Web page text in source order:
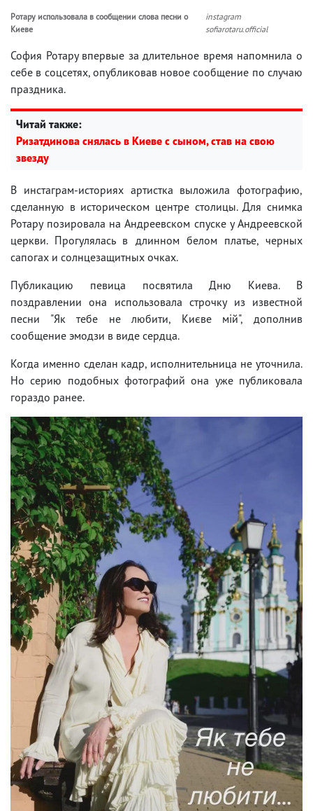
Ротару использовала в сообщении слова песни о
Киеве
instagram
sofiarotaru.official
София Ротару впервые за длительное время напомнила о
себе в соцсетях, опубликовав новое сообщение по случаю
праздника.
Читай также:
Ризатдинова снялась в Киеве с сыном, став на свою
звезду
В инстаграм-историях артистка выложила фотографию,
сделанную в историческом центре столицы. Для снимка
Ротару позировала на Андреевском спуске у Андреевской
церкви. Прогулялась в длинном белом платье, черных
сапогах и солнцезащитных очках.
Публикацию певица посвятила Дню Киева. В
поздравлении она использовала строчку из известной
песни "Як тебе не любити, Києве мій", дополнив
сообщение эмодзи в виде сердца.
Когда именно сделан кадр, исполнительница не уточнила.
Но серию подобных фотографий она уже публиковала
гораздо ранее.